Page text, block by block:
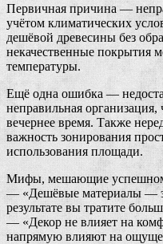
Первичная причина —
учётом климатических
дешёвой древесины без
некачественные покрытия
температуры.
Ещё одна ошибка —
неправильная организация,
вечернее время. Также
важность зонирования
использования площади.
Мифы, мешающие
— «Дешёвые материалы —
результате вы тратите
— «Декор не влияет на
напрямую влияют на